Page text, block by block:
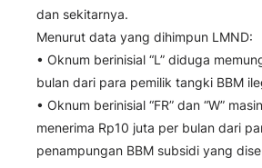
dan sekitarnya.
Menurut data yang dihimpun LMND:
• Oknum berinisial “L” diduga
bulan dari para pemilik tangki BBM
• Oknum berinisial “FR” dan “W”
menerima Rp10 juta per bulan dari
penampungan BBM subsidi yang